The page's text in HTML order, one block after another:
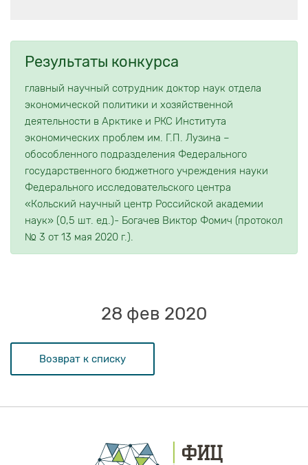
Результаты конкурса
главный научный сотрудник доктор наук отдела
экономической политики и хозяйственной
деятельности в Арктике и РКС Института
экономических проблем им. Г.П. Лузина –
обособленного подразделения Федерального
государственного бюджетного учреждения науки
Федерального исследовательского центра
«Кольский научный центр Российской академии
наук» (0,5 шт. ед.)- Богачев Виктор Фомич (протокол
№ 3 от 13 мая 2020 г.).
Возврат к списку
28 фев 2020